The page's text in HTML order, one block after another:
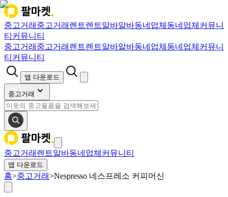
중고거래 중고거래 렌트렌트알바알바동네업체 동네업체 커뮤니
티 커뮤니티
중고거래 중고거래 렌트렌트알바알바동네업체 동네업체 커뮤니
티 커뮤니티
앱 다운로드
중고거래
중고거래 렌트알바동네업체 커뮤니티
앱 다운로드
홈>중고거래>Nespresso 네스프레소 커피머신